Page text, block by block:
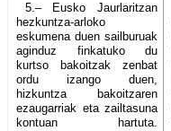
5.– Eusko Jaurlaritzan
hezkuntza-arloko
eskumena duen sailburuak
aginduz finkatuko du
kurtso bakoitzak zenbat
ordu izango duen,
hizkuntza bakoitzaren
ezaugarriak eta zailtasuna
kontuan hartuta.